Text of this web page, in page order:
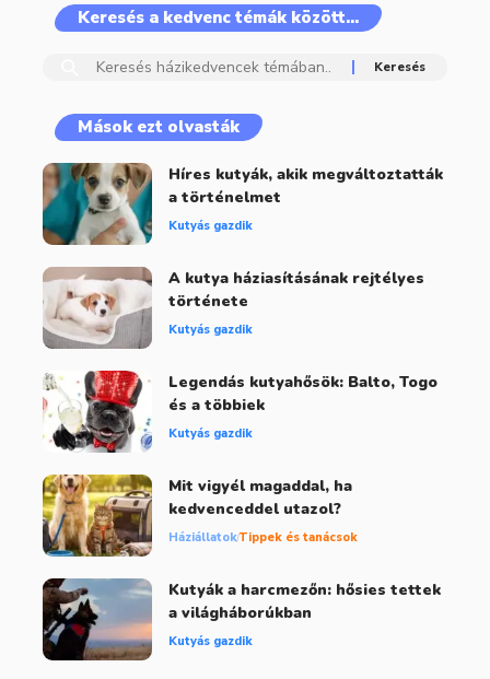
Keresés a kedvenc témák között…
Mások ezt olvasták
Híres kutyák, akik megváltoztatták
a történelmet
Kutyás gazdik
A kutya háziasításának rejtélyes
története
Kutyás gazdik
Legendás kutyahősök: Balto, Togo
és a többiek
Kutyás gazdik
Mit vigyél magaddal, ha
kedvenceddel utazol?
HáziállatokTippek és tanácsok
Kutyák a harcmezőn: hősies tettek
a világháborúkban
Kutyás gazdik